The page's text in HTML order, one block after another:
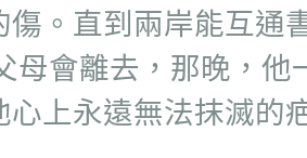
。直到兩岸能互通
會離去，那晚，他
上永遠無法抹滅的